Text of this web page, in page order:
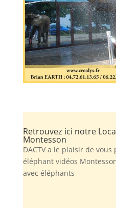
Retrouvez ici notre
Montesson
DACTV a le plaisir de
éléphant vidéos
avec éléphants